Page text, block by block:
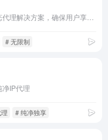
# 无限制
IP代理
# 纯净独享